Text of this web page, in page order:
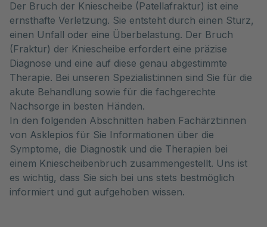
Der Bruch der Kniescheibe (Patellafraktur) ist eine
ernsthafte Verletzung. Sie entsteht durch einen Sturz,
einen Unfall oder eine Überbelastung. Der Bruch
(Fraktur) der Kniescheibe erfordert eine präzise
Diagnose und eine auf diese genau abgestimmte
Therapie. Bei unseren Spezialist:innen sind Sie für die
akute Behandlung sowie für die fachgerechte
Nachsorge in besten Händen.
In den folgenden Abschnitten haben Fachärzt:innen
von Asklepios für Sie Informationen über die
Symptome, die Diagnostik und die Therapien bei
einem Kniescheibenbruch zusammengestellt. Uns ist
es wichtig, dass Sie sich bei uns stets bestmöglich
informiert und gut aufgehoben wissen.